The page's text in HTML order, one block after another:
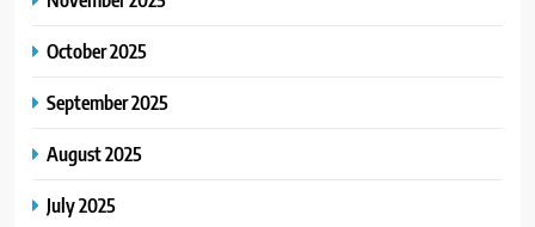
October 2025
September 2025
August 2025
July 2025